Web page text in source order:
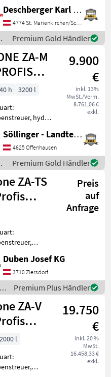
und
Hr.
Manuel
B
Deschberger Karl Landtechnik GesmbH & Co KG
4774 St. Marienkirchen/Schärding
Premium Gold Händler
ZA-M
9.900
€
inkl. 13%
MwSt./Verm.
8.761,06 €
exkl.
40 h
3200 l
hydr.
-
- Amatron
- Gel
Söllinger - Landtechnik GmbH
4625 Offenhausen
Premium Gold Händler
ZA-TS
Preis
auf
Anfrage
3200 Liter,
hydraulisch, Isobus-
Duben Josef KG
3710 Ziersdorf
Premium Plus Händler
ZA-V
mit
19.750
€
inkl. 20 %
MwSt.
16.458,33 €
exkl.
2000 l